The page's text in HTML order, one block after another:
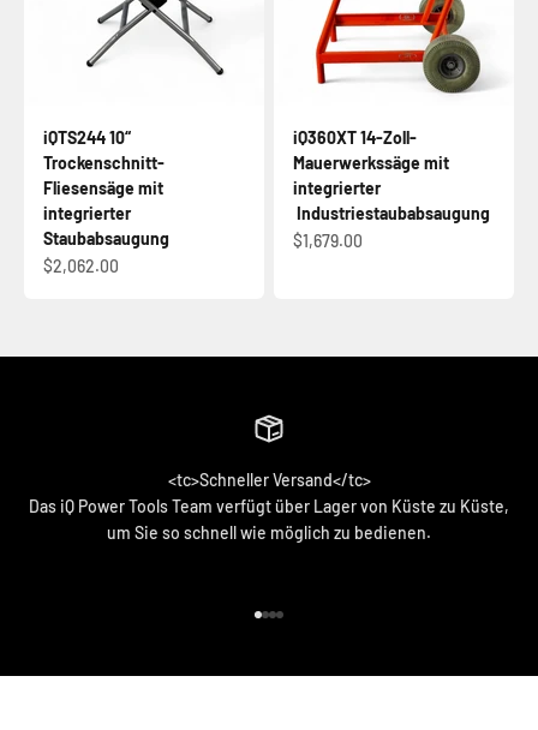
iQTS244 10“
Trockenschnitt-
Fliesensäge mit
integrierter
Staubabsaugung
Angebot
$2,062.00
iQ360XT 14-Zoll-
Mauerwerkssäge mit
integrierter
Industriestaubabsaugung
Angebot
$1,679.00
<tc>Schneller Versand</tc>
Das iQ Power Tools Team verfügt über Lager von Küste zu Küste,
um Sie so schnell wie möglich zu bedienen.